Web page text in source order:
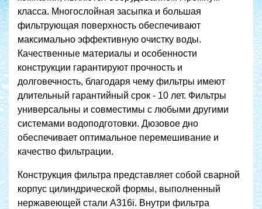
класса. Многослойная засыпка и большая
фильтрующая поверхность обеспечивают
максимально эффективную очистку воды.
Качественные материалы и особенности
конструкции гарантируют прочность и
долговечность, благодаря чему фильтры имеют
длительный гарантийный срок - 10 лет. Фильтры
универсальны и совместимы с любыми другими
системами водоподготовки. Дюзовое дно
обеспечивает оптимальное перемешивание и
качество фильтрации.
Конструкция фильтра представляет собой сварной
корпус цилиндрической формы, выполненный
нержавеющей стали А316i. Внутри фильтра